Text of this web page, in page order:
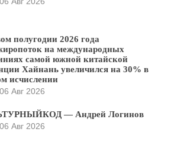
полугодии 2026 года
на международных
самой южной китайской
Хайнань увеличился на 30% в
исчислении
06 Авг 2026
— Андрей Логинов
06 Авг 2026